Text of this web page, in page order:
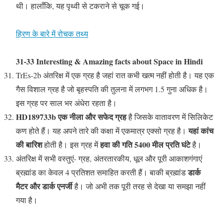
थी। हालाँकि, यह पृथ्वी से टकराने से चूक गई।
हिरण के बारे में रोचक तथ्य
31-33 Interesting & Amazing facts about Space in Hindi
TrEs-2b अंतरिक्ष में एक ग्रह है जहां रात कभी खत्म नहीं होती है। यह एक
गैस विशाल ग्रह है जो बृहस्पति की तुलना में लगभग 1.5 गुना अधिक है।
इस ग्रह पर साल भर अंधेरा रहता है।
HD189733b एक नीला और सफेद ग्रहहै जिसके वातावरण में सिलिकेट
कण होते हैं। यह अपने तारे की कक्षा में एकमात्र एक्सो ग्रह है।यहां कांच
की बारिशहोती है। इस ग्रह मेंहवा की गति 5400 मील प्रति घंटेहै।
अंतरिक्ष में सभी वस्तुएं- ग्रह, अंतरतारकीय, धूल और पूरी आकाशगंगाएं
ब्रह्मांड का केवल 4 प्रतिशत समाहित करती हैं। बाकी ब्रह्मांडडार्क
मैटर और डार्क एनर्जीहै। जो अभी तक पूरी तरह से देखा या समझा नहीं
गया है।